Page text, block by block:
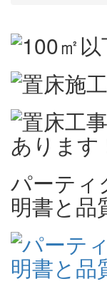
パーティ
明書と品